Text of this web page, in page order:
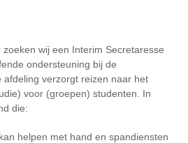
wij een Interim Secretaresse
ondersteuning bij de
afdeling verzorgt reizen naar het
voor (groepen) studenten. In
die:
helpen met hand en spandiensten